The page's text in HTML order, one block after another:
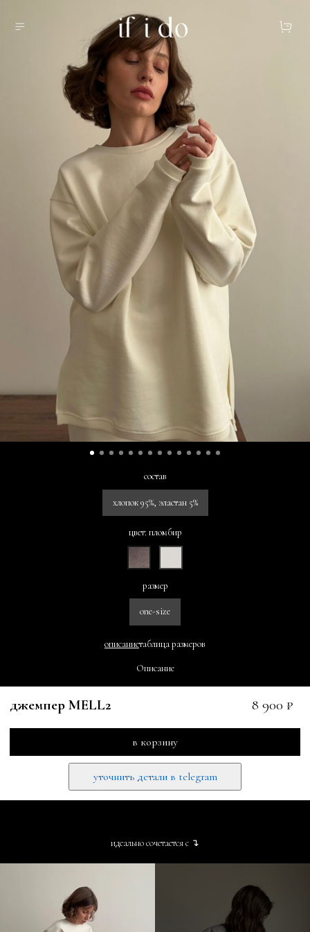
состав
хлопок 95%, эластан 5%
цвет: пломбир
размер
one-size
описаниетаблица размеров
Описание
джемпер MELL2 8 900 ₽
в корзину
уточнить детали в telegram
идеально сочетается с ↴